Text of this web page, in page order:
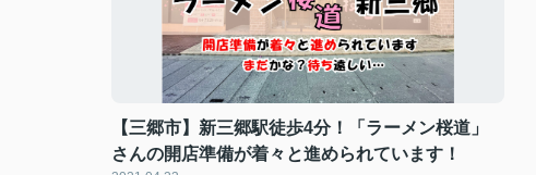
【三郷市】新三郷駅徒歩4分！「ラーメン桜道」
さんの開店準備が着々と進められています！